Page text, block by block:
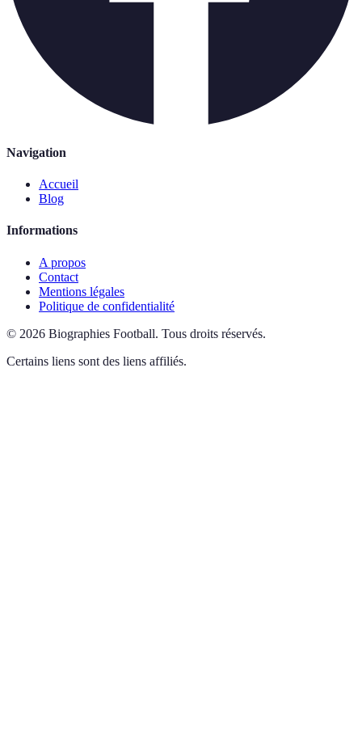
Navigation
Accueil
Blog
Informations
A propos
Contact
Mentions légales
Politique de confidentialité
© 2026 Biographies Football. Tous droits réservés.
Certains liens sont des liens affiliés.